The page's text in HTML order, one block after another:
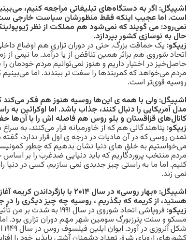
اشپیگل: اگر به دستگاه‌های تبلیغاتی مراجعه کنیم،
است. اما عجیب اینکه فقط منظورشان سیاست خارجی
نمی‌رود: می گویند که نمی‌شود هم مملکت از نظر
حال به نوسازی کشور بپردازد.
زیپکو: یک حماقت بزرگ. حتی در دوران تزاری هم اوضاع
اتحاد شوروی هم براثر همین تناقض از پا درآمد. ما نیمی از
حاصل‌خیز در اختیار داریم و هنوز نمی‌توانیم مردم خودمان را
مردم می‌خواهد که کمربندها را سفت تر ببندند. اما می‌بینیم
روسیه قوی‌تر است.
اشپیگل: ولی با همه ی این‌ها روسیه هنوز هم فکر می‌کند
مدل آمریکایی را دنبال کنند، جذاب باشد. اما اوکرائین به
کانال‌های قزاقستان و بلو روس هم فاصله اش را با آن‌ها
زیپکو: پناهندگانی هم که از خاورمیانه فرار می‌کنند، به
تمدن روسی که در آن مادیات در درجه ی اول قرار ندارد،
می‌خواستیم به خلق های دنیا نشان بدهیم که چطور
مردم منتخب پروردگاریم که باید دنیایی ضدغرب را بر
کنیم. اما ما به راستی چیز جدیدی نمی سازیم، کسی در
نمی زند.
اشپیگل: «بهار روسی» در سال ۲۰۱۴
هستید، از کریمه که بگذریم ، روسیه چه چیز دیگری را
زیپکو: فروپاشی اتحاد شوروی در
مسکو و سنت پترزبورگ سومین شهر مهم دوران تزاری بود. اما